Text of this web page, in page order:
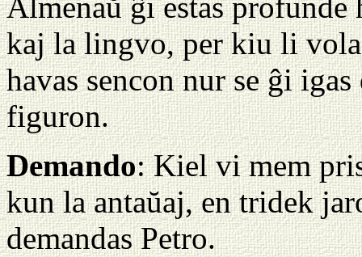
kaj la lingvo, per kiu li
havas sencon nur se ĝi
figuron.
Demando: Kiel vi mem
kun la antaŭaj, en tridek
demandas Petro.